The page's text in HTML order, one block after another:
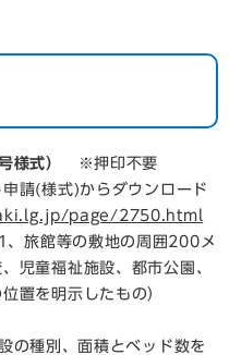
様式）
※押印不要
請(様式)からダウンロード​
page/2750.html
、旅館等の敷地の周囲200メ
児童福祉施設、都市公園、
置を明示したもの）
の種別、面積とベッド数を